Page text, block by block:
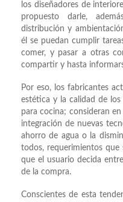
los diseñadores de
propuesto darle,
distribución y
él se puedan cumplir
comer, y pasar a otras
compartir y hasta
Por eso, los fabricantes
estética y la calidad de los
para cocina; consideran
integración de nuevas
ahorro de agua o la
todos, requerimientos
que el usuario decida
de la compra.
Conscientes de esta